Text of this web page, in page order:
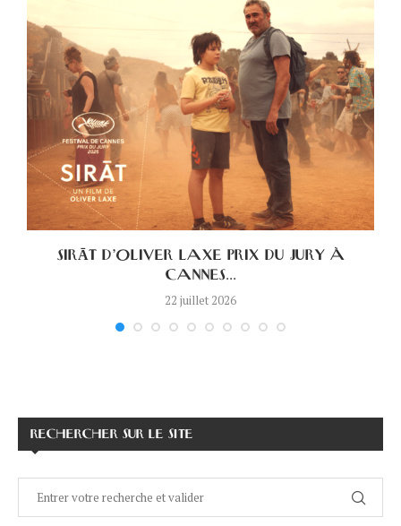
SIRĀT D’OLIVER LAXE PRIX DU JURY À
CANNES...
22 juillet 2026
RECHERCHER SUR LE SITE